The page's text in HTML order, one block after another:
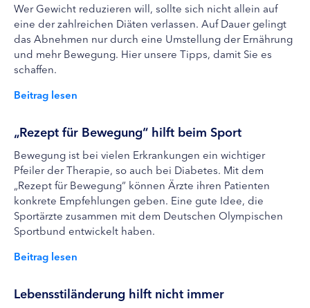
Wer Gewicht reduzieren will, sollte sich nicht allein auf
eine der zahlreichen Diäten verlassen. Auf Dauer gelingt
das Abnehmen nur durch eine Umstellung der Ernährung
und mehr Bewegung. Hier unsere Tipps, damit Sie es
schaffen.
Beitrag lesen
„Rezept für Bewegung“ hilft beim Sport
Bewegung ist bei vielen Erkrankungen ein wichtiger
Pfeiler der Therapie, so auch bei Diabetes. Mit dem
„Rezept für Bewegung“ können Ärzte ihren Patienten
konkrete Empfehlungen geben. Eine gute Idee, die
Sportärzte zusammen mit dem Deutschen Olympischen
Sportbund entwickelt haben.
Beitrag lesen
Lebensstiländerung hilft nicht immer